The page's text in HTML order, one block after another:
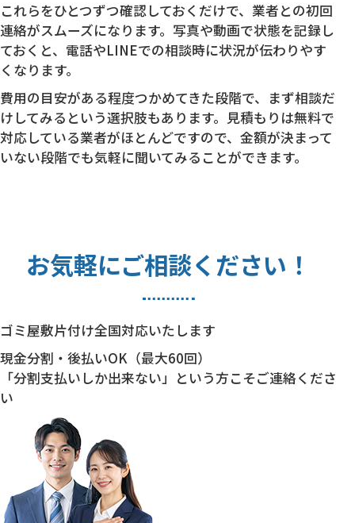
これらをひとつずつ確認しておくだけで、業者との初回
連絡がスムーズになります。写真や動画で状態を記録し
ておくと、電話やLINEでの相談時に状況が伝わりやす
くなります。
費用の目安がある程度つかめてきた段階で、まず相談だ
けしてみるという選択肢もあります。見積もりは無料で
対応している業者がほとんどですので、金額が決まって
いない段階でも気軽に聞いてみることができます。
お気軽にご相談ください！
ゴミ屋敷片付け全国対応いたします
現金分割・後払いOK（最大60回）
「分割支払いしか出来ない」という方こそご連絡くださ
い